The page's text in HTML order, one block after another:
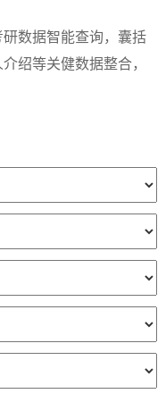
研数据智能查询，囊括
绍等关健数据整合，